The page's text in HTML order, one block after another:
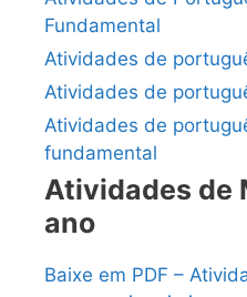
Fundamental
Atividades de
Atividades de
Atividades de
fundamental
Atividades de
ano
Baixe em PDF –